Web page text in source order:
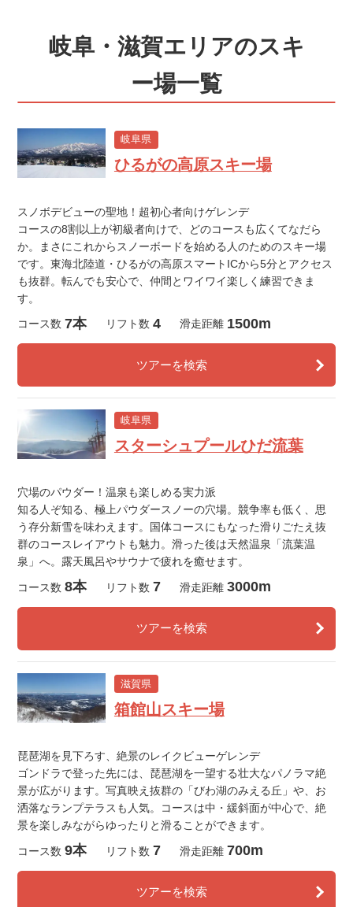
岐阜・滋賀エリアのスキ
ー場一覧
岐阜県
ひるがの高原スキー場
スノボデビューの聖地！超初心者向けゲレンデ
コースの8割以上が初級者向けで、どのコースも広くてなだら
か。まさにこれからスノーボードを始める人のためのスキー場
です。東海北陸道・ひるがの高原スマートICから5分とアクセス
も抜群。転んでも安心で、仲間とワイワイ楽しく練習できま
す。
コース数 7本 リフト数 4 滑走距離 1500m
ツアーを検索
岐阜県
スターシュプールひだ流葉
穴場のパウダー！温泉も楽しめる実力派
知る人ぞ知る、極上パウダースノーの穴場。競争率も低く、思
う存分新雪を味わえます。国体コースにもなった滑りごたえ抜
群のコースレイアウトも魅力。滑った後は天然温泉「流葉温
泉」へ。露天風呂やサウナで疲れを癒せます。
コース数 8本 リフト数 7 滑走距離 3000m
ツアーを検索
滋賀県
箱館山スキー場
琵琶湖を見下ろす、絶景のレイクビューゲレンデ
ゴンドラで登った先には、琵琶湖を一望する壮大なパノラマ絶
景が広がります。写真映え抜群の「びわ湖のみえる丘」や、お
洒落なランプテラスも人気。コースは中・緩斜面が中心で、絶
景を楽しみながらゆったりと滑ることができます。
コース数 9本 リフト数 7 滑走距離 700m
ツアーを検索